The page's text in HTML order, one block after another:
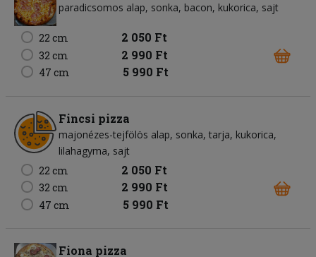
paradicsomos alap sonka bacon kukorica sajt
22 cm 2 050 Ft
32 cm 2 990 Ft
47 cm 5 990 Ft
Fincsi pizza
majonézes-tejfölös alap sonka tarja kukorica
lilahagyma sajt
22 cm
2 050 Ft
32 cm 2 990 Ft
47 cm 5 990 Ft
Fiona pizza